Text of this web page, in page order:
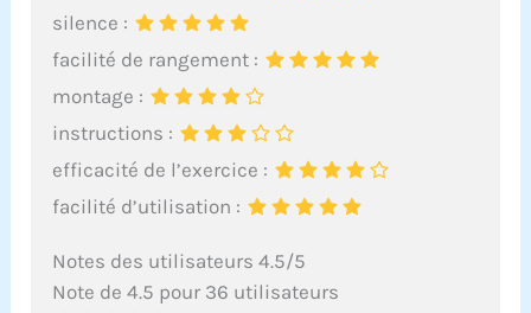
silence :
facilité de rangement :
montage :
instructions :
efficacité de l’exercice :
facilité d’utilisation :
Notes des utilisateurs 4.5/5
Note de 4.5 pour 36 utilisateurs